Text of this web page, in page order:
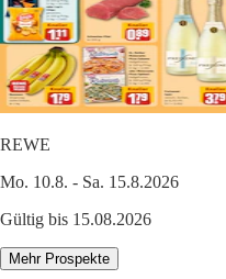
REWE
Mo. 10.8. - Sa. 15.8.2026
Gültig bis 15.08.2026
Mehr Prospekte